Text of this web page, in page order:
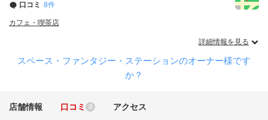
口コミ 8件
カフェ・喫茶店
詳細情報を見る
スペース・ファンタジー・ステーションのオーナー様です
か？
店舗情報 口コミ 8 アクセス